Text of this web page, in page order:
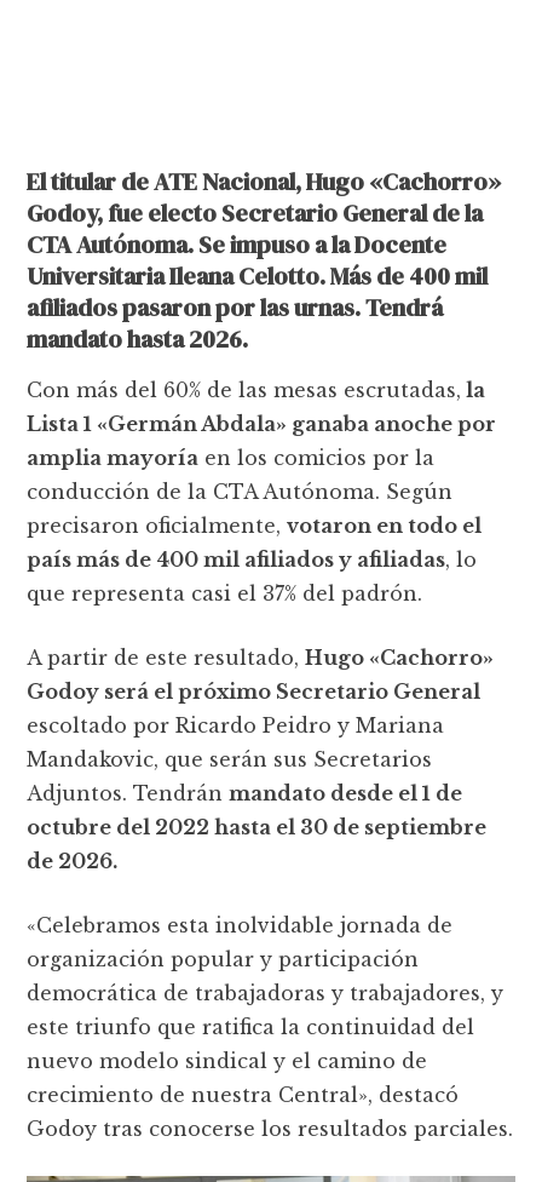
El titular de ATE Nacional, Hugo «Cachorro»
Godoy, fue electo Secretario General de la
CTA Autónoma. Se impuso a la Docente
Universitaria Ileana Celotto. Más de 400 mil
afiliados pasaron por las urnas. Tendrá
mandato hasta 2026.
Con más del 60% de las mesas escrutadas, la
Lista 1 «Germán Abdala» ganaba anoche por
amplia mayoría en los comicios por la
conducción de la CTA Autónoma. Según
precisaron oficialmente,votaron en todo el
país más de 400 mil afiliados y afiliadas, lo
que representa casi el 37% del padrón.
A partir de este resultado,Hugo «Cachorro»
Godoy será el próximo Secretario General
escoltado por Ricardo Peidro y Mariana
Mandakovic, que serán sus Secretarios
Adjuntos. Tendránmandato desde el 1 de
octubre del 2022 hasta el 30 de septiembre
de 2026.
«Celebramos esta inolvidable jornada de
organización popular y participación
democrática de trabajadoras y trabajadores, y
este triunfo que ratifica la continuidad del
nuevo modelo sindical y el camino de
crecimiento de nuestra Central», destacó
Godoy tras conocerse los resultados parciales.